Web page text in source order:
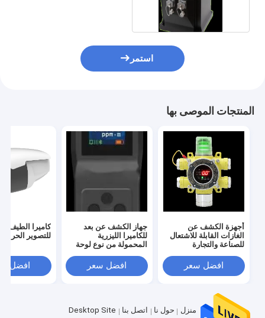
استمر
المنتجات الموصى بها
أجهزة الكشف عن
الغازات القابلة للاشتعال
للصناعة والتجارة
افضل سعر
جهاز الكشف عن بعد
للكاميرا الليزرية
المحمولة من نوع لوحة
افضل سعر
كاميرا الطيف
للتصوير
افضل
منزل حول نا اتصل بنا
Desktop Site